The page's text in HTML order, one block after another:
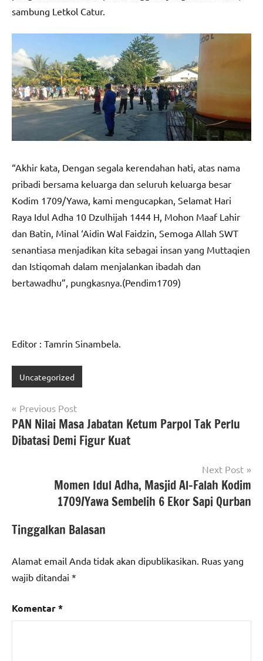
sambung Letkol Catur.
“Akhir kata, Dengan segala kerendahan hati, atas nama
pribadi bersama keluarga dan seluruh keluarga besar
Kodim 1709/Yawa, kami mengucapkan, Selamat Hari
Raya Idul Adha 10 Dzulhijah 1444 H, Mohon Maaf Lahir
dan Batin, Minal ‘Aidin Wal Faidzin, Semoga Allah SWT
senantiasa menjadikan kita sebagai insan yang Muttaqien
dan Istiqomah dalam menjalankan ibadah dan
bertawadhu”, pungkasnya.(Pendim1709)
Editor : Tamrin Sinambela.
Uncategorized
Navigasi
pos
Previous Post
PAN Nilai Masa Jabatan Ketum Parpol Tak Perlu
Dibatasi Demi Figur Kuat
Next Post
Momen Idul Adha, Masjid Al-Falah Kodim
1709/Yawa Sembelih 6 Ekor Sapi Qurban
Tinggalkan Balasan
Alamat email Anda tidak akan dipublikasikan. Ruas yang
wajib ditandai *
Komentar*